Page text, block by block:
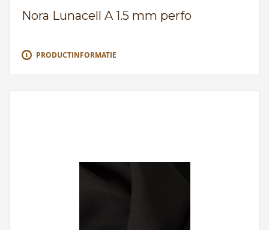
Nora Lunacell A 1.5 mm perfo
PRODUCTINFORMATIE